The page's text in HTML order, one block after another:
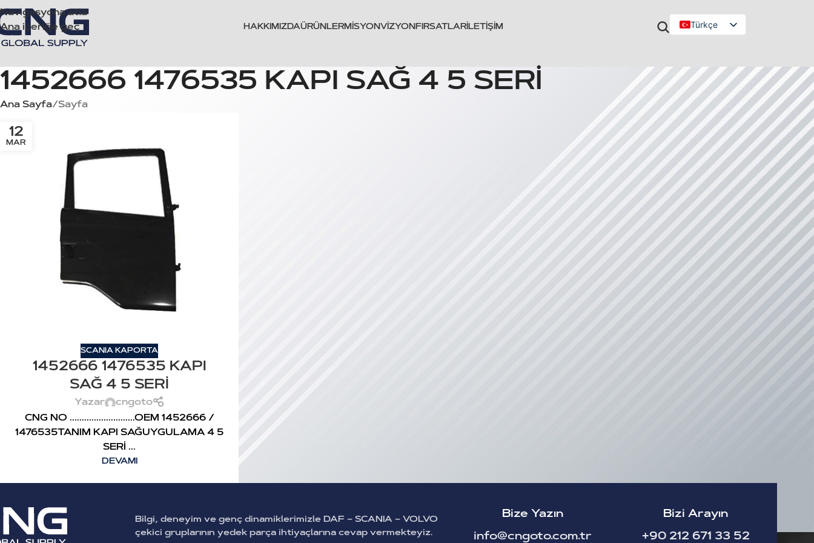
Navigasyona atla
Ana içeriğe geç
HAKKIMIZDAÜRÜNLERMISYON VIZYON FIRSATLARİLETIŞIM
Türkçe
1452666 1476535 KAPI SAĞ 4 5 SERİ
Ana Sayfa Sayfa
12
MAR
SCANIA KAPORTA
1452666 1476535 KAPI
SAĞ 4 5 SERİ
Yazar
cngoto
CNG NO ...........................OEM 1452666 /
1476535TANIM KAPI SAĞUYGULAMA 4 5
SERİ ...
DEVAMI
Bilgi, deneyim ve genç dinamiklerimizle DAF – SCANIA – VOLVO
çekici gruplarının yedek parça ihtiyaçlarına cevap vermekteyiz.
Bize Yazın
info@cngoto.com.tr
Bizi Arayın
+90 212 671 33 52